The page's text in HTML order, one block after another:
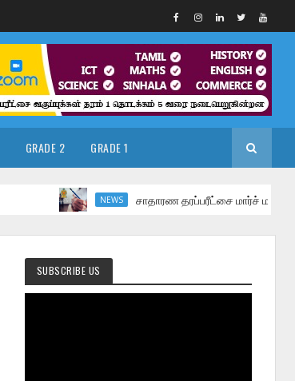
GRADE 2 GRADE 1
NEWS சாதாரண தரப்பரீட்சை மார்ச் மாதத்தில்
SUBSCRIBE US